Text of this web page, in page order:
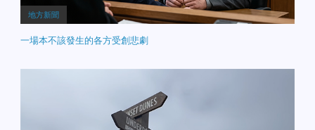
地方新聞
一場本不該發生的各方受創悲劇